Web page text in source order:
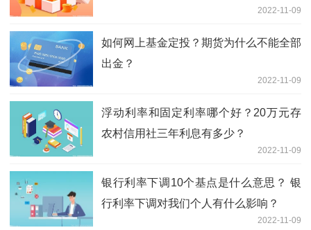
2022-11-09
如何网上基金定投？期货为什么不能全部
出金？
2022-11-09
浮动利率和固定利率哪个好？20万元存
农村信用社三年利息有多少？
2022-11-09
银行利率下调10个基点是什么意思？ 银
行利率下调对我们个人有什么影响？
2022-11-09